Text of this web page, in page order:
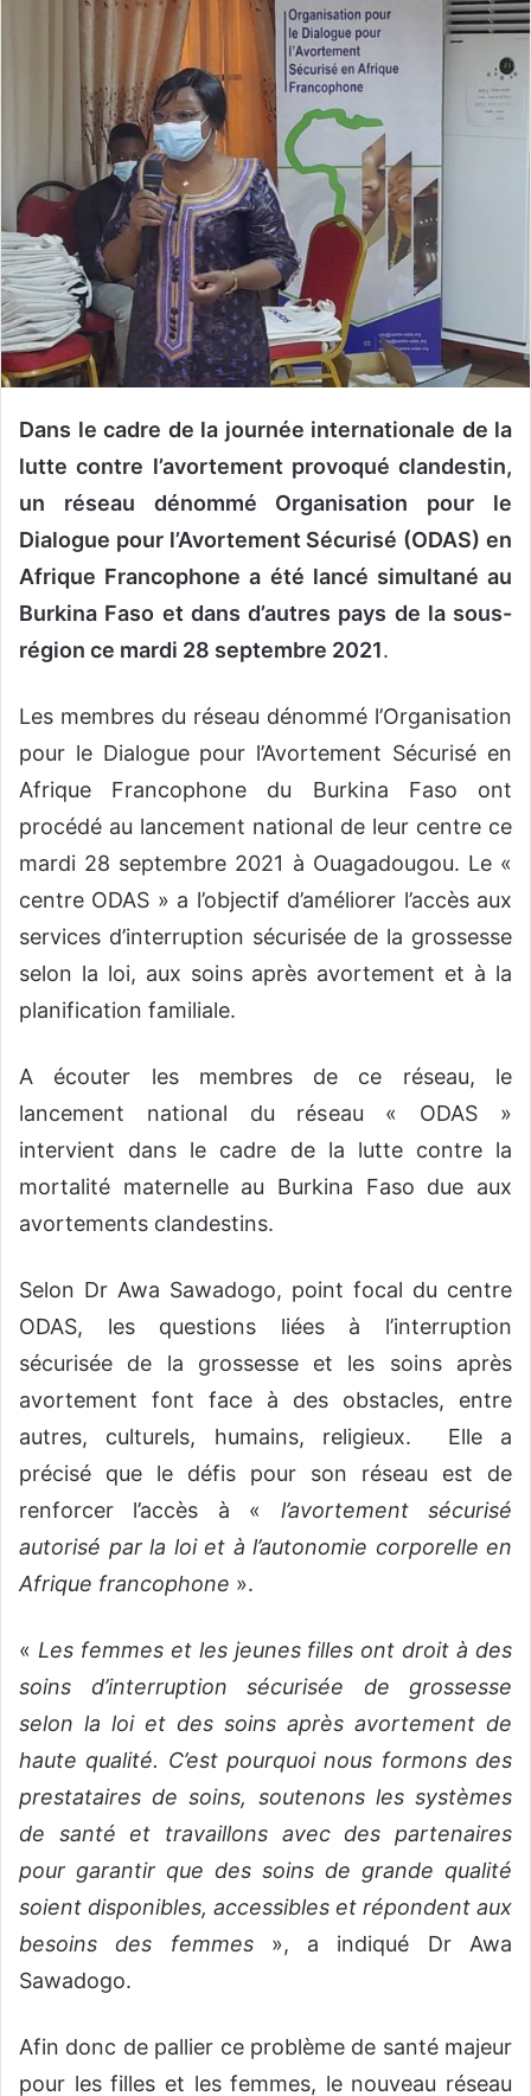
u
n
c
o
u
r
r
l
Dans le cadre de la journée internationale de la
lutte contre l’avortement provoqué clandestin,
un réseau dénommé Organisation pour le
Dialogue pour l’Avortement Sécurisé (ODAS) en
Afrique Francophone a été lancé simultané au
Burkina Faso et dans d’autres pays de la sous-
région ce mardi 28 septembre 2021.
Les membres du réseau dénommé l’Organisation
pour le Dialogue pour l’Avortement Sécurisé en
Afrique Francophone du Burkina Faso ont
procédé au lancement national de leur centre ce
mardi 28 septembre 2021 à Ouagadougou. Le «
centre ODAS » a l’objectif d’améliorer l’accès aux
services d’interruption sécurisée de la grossesse
selon la loi, aux soins après avortement et à la
planification familiale.
A écouter les membres de ce réseau, le
lancement national du réseau « ODAS »
intervient dans le cadre de la lutte contre la
mortalité maternelle au Burkina Faso due aux
avortements clandestins.
Selon Dr Awa Sawadogo, point focal du centre
ODAS, les questions liées à l’interruption
sécurisée de la grossesse et les soins après
avortement font face à des obstacles, entre
autres, culturels, humains, religieux. Elle a
précisé que le défis pour son réseau est de
renforcer l’accès à « l’avortement sécurisé
autorisé par la loi et à l’autonomie corporelle en
Afrique francophone ».
« Les femmes et les jeunes filles ont droit à des
soins d’interruption sécurisée de grossesse
selon la loi et des soins après avortement de
haute qualité. C’est pourquoi nous formons des
prestataires de soins, soutenons les systèmes
de santé et travaillons avec des partenaires
pour garantir que des soins de grande qualité
soient disponibles, accessibles et répondent aux
besoins des femmes », a indiqué Dr Awa
Sawadogo.
Afin donc de pallier ce problème de santé majeur
pour les filles et les femmes, le nouveau réseau